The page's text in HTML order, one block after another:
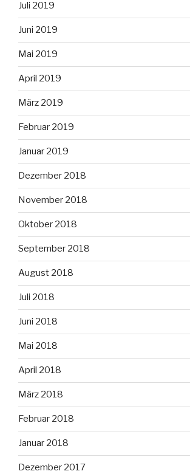
Juli 2019
Juni 2019
Mai 2019
April 2019
März 2019
Februar 2019
Januar 2019
Dezember 2018
November 2018
Oktober 2018
September 2018
August 2018
Juli 2018
Juni 2018
Mai 2018
April 2018
März 2018
Februar 2018
Januar 2018
Dezember 2017